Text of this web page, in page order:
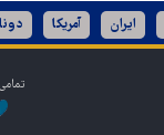
ایران آمریکا